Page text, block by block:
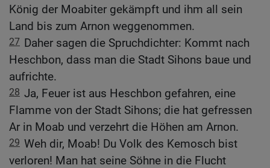
König der Moabiter gekämpft und ihm all sein
Land bis zum Arnon weggenommen.
27 Daher sagen die Spruchdichter: Kommt nach
Heschbon, dass man die Stadt Sihons baue und
aufrichte.
28 Ja, Feuer ist aus Heschbon gefahren, eine
Flamme von der Stadt Sihons; die hat gefressen
Ar in Moab und verzehrt die Höhen am Arnon.
29 Weh dir, Moab! Du Volk des Kemosch bist
verloren! Man hat seine Söhne in die Flucht